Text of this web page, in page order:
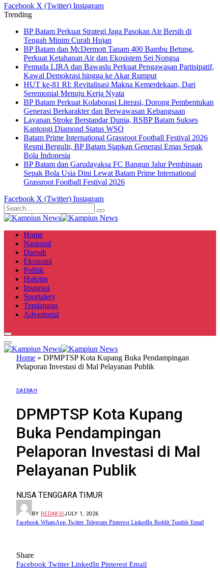
Facebook X (Twitter) Instagram
Trending
BP Batam Perkuat Strategi Jaga Pasokan Air Bersih di
Tengah Minim Curah Hujan
BP Batam dan McDermott Tanam 400 Bambu Betung,
Perkuat Ketahanan Air dan Ekosistem Sei Nongsa
Pemuda LIRA dan Bawaslu Perkuat Pengawasan Partisipatif,
Kawal Demokrasi hingga ke Akar Rumput
HUT ke-81 RI: Revitalisasi Makna Kemerdekaan, Dari
Seremonial Menuju Kerja Nyata
BP Batam Perkuat Kolaborasi Literasi, Dorong Pembentukan
Generasi Berkarakter dan Berwawasan Kebangsaan
Layanan Stroke Berstandar Dunia, RSBP Batam Sukses
Kantongi Diamond Status WSO
Batam Prime International Grassroot Football Festival 2026
Resmi Bergulir, BP Batam Siapkan Generasi Emas Sepak
Bola Indonesia
BP Batam dan Garudayaksa FC Bangun Jalur Pembinaan
Sepak Bola Usia Dini Lewat Batam Prime International
Grassroot Football Festival 2026
Facebook X (Twitter) Instagram
Home
Nasional
Daerah
Ekonomi
Politik
Hukrim
Inspirasi
Sportalery
Tendangan
Advertorial
Home » DPMPTSP Kota Kupang Buka Pendampingan
Pelaporan Investasi di Mal Pelayanan Publik
DAERAH
DPMPTSP Kota Kupang
Buka Pendampingan
Pelaporan Investasi di Mal
Pelayanan Publik
NUSA TENGGARA TIMUR
BY REDAKSIJULY 1, 2026
Facebook WhatsApp Twitter Telegram Pinterest LinkedIn Reddit Tumblr Email
Share
Facebook Twitter LinkedIn Pinterest Email